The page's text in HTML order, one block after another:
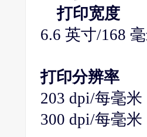
打印宽度
6.6 英寸/168
打印分辨率
203 dpi/每毫米
300 dpi/每毫